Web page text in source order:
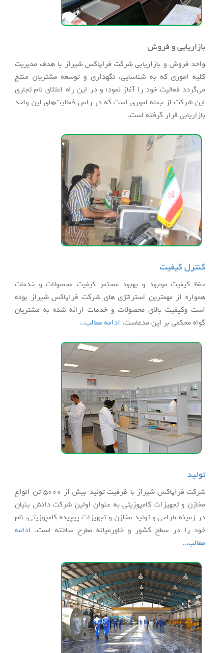
بازاریابی و فروش
واحد فروش و بازاریابی شرکت فراپاکس شیراز با هدف مدیریت
کلیه اموری که به شناسایی، نگهداری و توسعه مشتریان منتج
می‌گردد فعالیت خود را آغاز نمود؛ و در این راه اعتلای نام تجاری
این شرکت از جمله اموری است که در راس فعالیت‌های این واحد
بازاریابی قرار گرفته است.
کنترل کیفیت
حفظ کیفیت موجود و بهبود مستمر کیفیت محصولات و خدمات
همواره از مهمترین استراتژی های شرکت فراپاکس شیراز بوده
است وکیفیت بالای محصولات و خدمات ارائه شده به مشتریان
گواه محکمی بر این مدعاست. ادامه مطالب...
تولید
شرکت فراپاکس شیراز با ظرفیت تولید بیش از 5000 تن انواع
مخازن و تجهیزات کامپوزیتی به عنوان اولین شرکت دانش بنیان
در زمینه طراحی و تولید مخازن و تجهیزات پیچیده کامپوزیتی، نام
خود را در سطح کشور و خاورمیانه مطرح ساخته است. ادامه
مطالب...